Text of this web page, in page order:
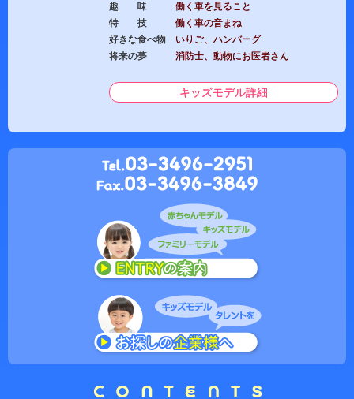
趣 味
働く車を見ること
特 技
働く車の音まね
好きな食べ物
いりご、ハンバーグ
将来の夢
消防士、動物にお医者さん
キッズモデル詳細